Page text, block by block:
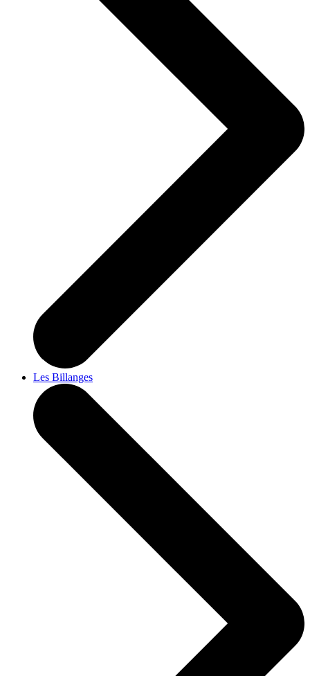
Les Billanges